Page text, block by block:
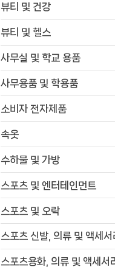
뷰티 및 건강
뷰티 및 헬스
사무실 및 학교 용품
사무용품 및 학용품
소비자 전자제품
속옷
수하물 및 가방
스포츠 및 엔터테인먼트
스포츠 및 오락
스포츠 신발, 의류 및 액세서
스포츠용화, 의류 및 액세서